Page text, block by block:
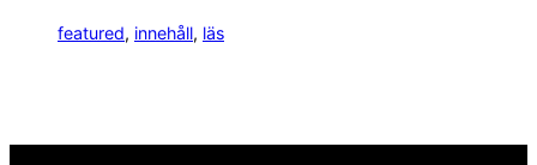
featured, innehåll, läs